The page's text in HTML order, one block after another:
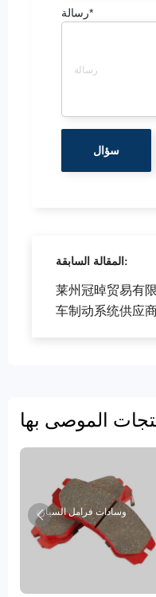
رسالة*
المقالة السابقة:
莱州冠晫贸易有
车制动系统供应
الموصى بها
وسادات فرامل السيارة